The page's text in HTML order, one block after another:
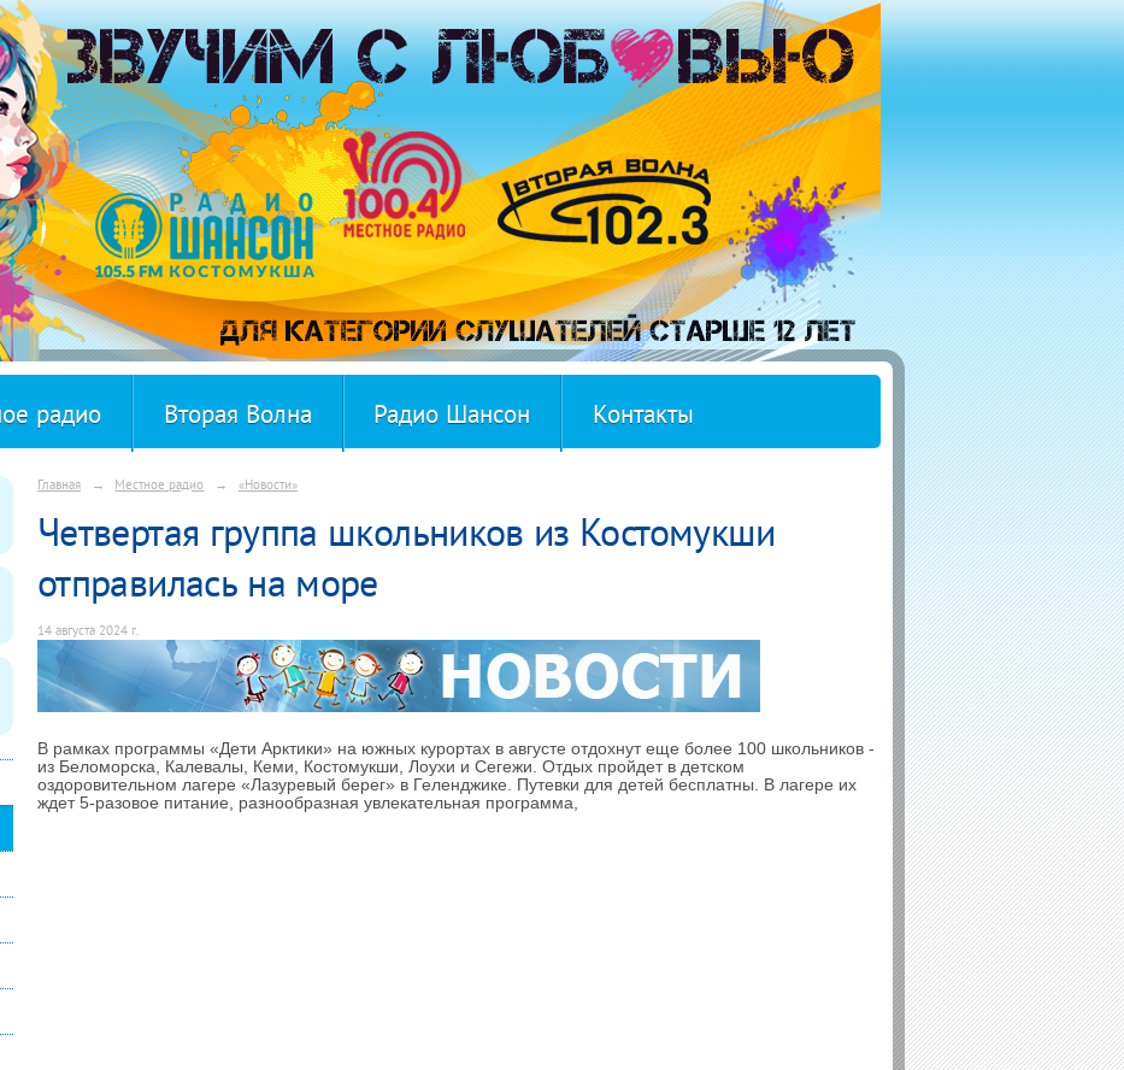
радио Вторая Волна Радио Шансон Контакты
Главная → Местное радио → «Новости»
Четвертая группа школьников из Костомукши
отправилась на море
14 августа 2024 г.
В рамках программы «Дети Арктики» на южных курортах в августе отдохнут еще более 100 школьников -
из Беломорска, Калевалы, Кеми, Костомукши, Лоухи и Сегежи. Отдых пройдет в детском
оздоровительном лагере «Лазуревый берег» в Геленджике. Путевки для детей бесплатны. В лагере их
ждет 5-разовое питание, разнообразная увлекательная программа,